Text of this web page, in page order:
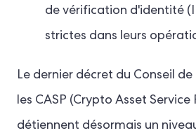
de vérification d'identité
strictes dans leurs
Le dernier décret du Conseil de
les CASP (Crypto Asset Service
détiennent désormais un